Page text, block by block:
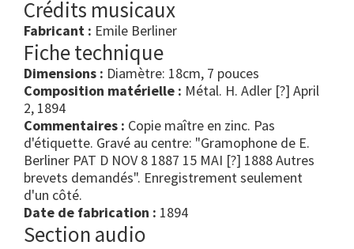
Crédits musicaux
Fabricant : Emile Berliner
Fiche technique
Dimensions : Diamètre: 18cm, 7 pouces
Composition matérielle : Métal. H. Adler [?] April
2, 1894
Commentaires : Copie maître en zinc. Pas
d'étiquette. Gravé au centre: "Gramophone de E.
Berliner PAT D NOV 8 1887 15 MAI [?] 1888 Autres
brevets demandés". Enregistrement seulement
d'un côté.
Date de fabrication : 1894
Section audio